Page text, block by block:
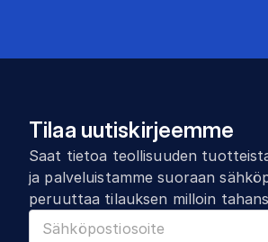
Tilaa uutiskirjeemme
Saat tietoa teollisuuden
ja palveluistamme suoraan
peruuttaa tilauksen milloin